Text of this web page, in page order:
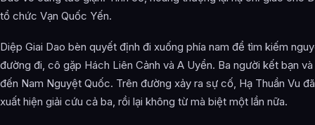
tổ chức Vạn Quốc Yến.
Diệp Giai Dao bèn quyết định đi xuống phía nam để tìm kiếm
đường đi, cô gặp Hách Liên Cảnh và A Uyển. Ba người kết bạn
đến Nam Nguyệt Quốc. Trên đường xảy ra sự cố, Hạ Thuần Vu
xuất hiện giải cứu cả ba, rồi lại không từ mà biệt một lần nữa.